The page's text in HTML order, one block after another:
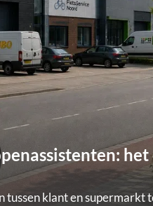
het
tussen klant en supermarkt